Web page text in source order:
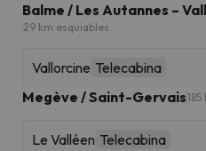
Balme / Les Autannes –
29 km esquiables
Vallorcine Telecabina
Megève / Saint-Gervais
Le Valléen Telecabina